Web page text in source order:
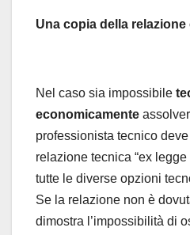
Una copia della relazione
Nel caso sia impossibile
economicamente
professionista tecnico
relazione tecnica “ex legge
tutte le diverse opzioni
Se la relazione non è
dimostra l’impossibilità di